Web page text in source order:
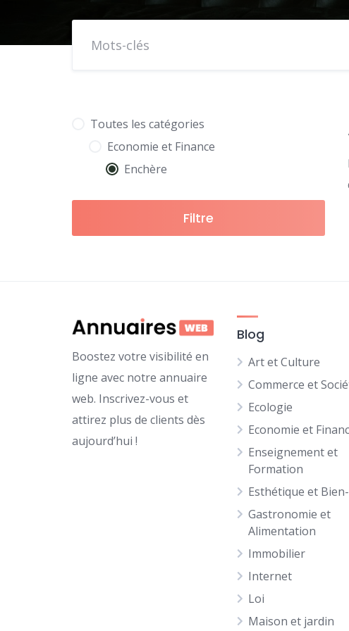
Toutes les catégories
Economie et Finance
Enchère
Filtre
Boostez votre visibilité en
ligne avec notre annuaire
web. Inscrivez-vous et
attirez plus de clients dès
aujourd’hui !
Blog
Art et Culture
Commerce et
Ecologie
Economie et
Enseignement et
Formation
Esthétique et
Gastronomie et
Alimentation
Immobilier
Internet
Loi
Maison et jardin